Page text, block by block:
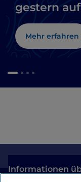
gestern
Mehr erfahren
Informationen